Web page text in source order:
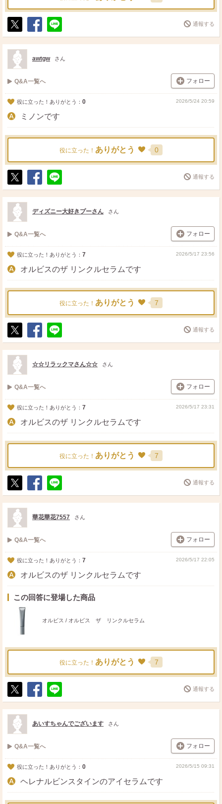
ポ
ス
ト
シ
ェ
送
る
通報する
awtgw さん
Q&A一覧へ フォロー
役に立った！ありがとう： 0 2026/5/24 20:59
ミノンです
役に立った！ ありがとう 0
ポ
ス
ト
シ
ェ
送
る
通報する
ディズニー大好きプーさん さん
Q&A一覧へ フォロー
役に立った！ありがとう： 7 2026/5/17 23:56
オルビスのザ リンクルセラムです
役に立った！ ありがとう 7
ポ
ス
ト
シ
ェ
送
る
通報する
☆☆リラックマさん☆☆ さん
Q&A一覧へ フォロー
役に立った！ありがとう： 7 2026/5/17 23:31
オルビスのザ リンクルセラムです
役に立った！ ありがとう 7
ポ
ス
ト
シ
ェ
送
る
通報する
華花華花7557 さん
Q&A一覧へ フォロー
役に立った！ありがとう： 7 2026/5/17 22:05
オルビスのザ リンクルセラムです
この回答に登場した商品
オルビス / オルビス ザ リンクルセラム
役に立った！ ありがとう 7
ポ
ス
ト
シ
ェ
送
る
通報する
あいすちゃんでございます さん
Q&A一覧へ フォロー
役に立った！ありがとう： 0 2026/5/15 09:31
ヘレナルビンスタインのアイセラムです